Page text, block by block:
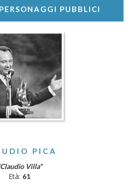
PUBBLICI
PICA
Villa"
Età: 61